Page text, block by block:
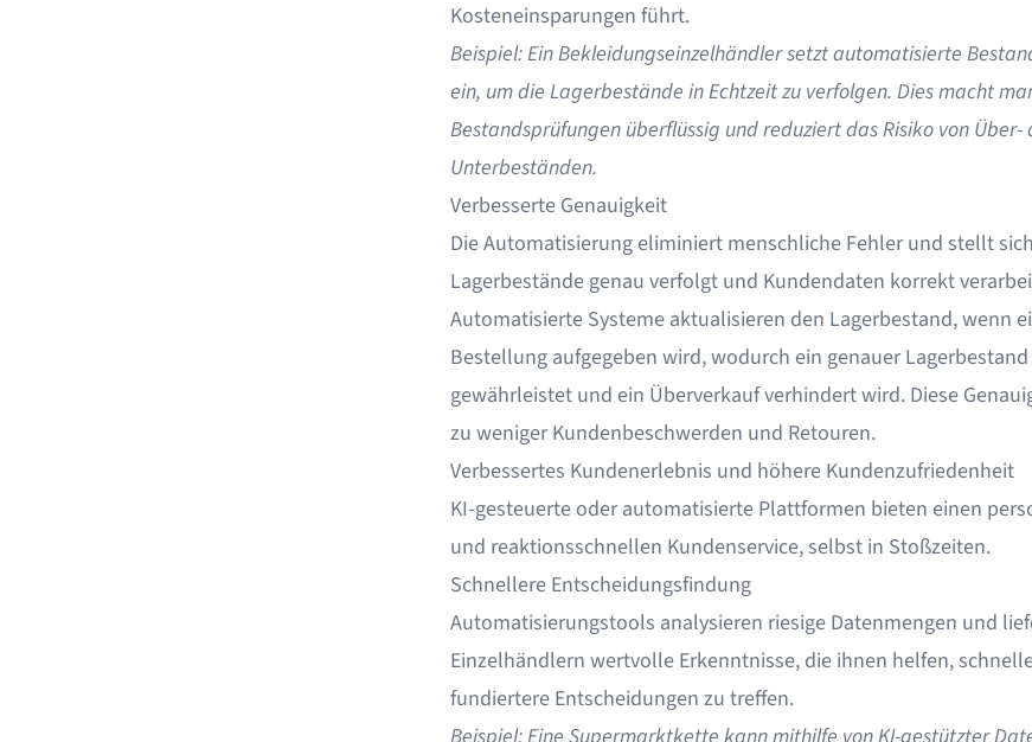
Kosteneinsparungen führt.
Beispiel: Ein Bekleidungseinzelhändler setzt automatisierte
ein, um die Lagerbestände in Echtzeit zu verfolgen. Dies macht
Bestandsprüfungen überflüssig und reduziert das Risiko von Über-
Unterbeständen.
Verbesserte Genauigkeit
Die Automatisierung eliminiert menschliche Fehler und stellt
Lagerbestände genau verfolgt und Kundendaten korrekt
Automatisierte Systeme aktualisieren den Lagerbestand, wenn
Bestellung aufgegeben wird, wodurch ein genauer Lagerbestand
gewährleistet und ein Überverkauf verhindert wird. Diese
zu weniger Kundenbeschwerden und Retouren.
Verbessertes Kundenerlebnis und höhere Kundenzufriedenheit
KI-gesteuerte oder automatisierte Plattformen bieten einen
und reaktionsschnellen Kundenservice, selbst in Stoßzeiten.
Schnellere Entscheidungsfindung
Automatisierungstools analysieren riesige Datenmengen und
Einzelhändlern wertvolle Erkenntnisse, die ihnen helfen,
fundiertere Entscheidungen zu treffen.